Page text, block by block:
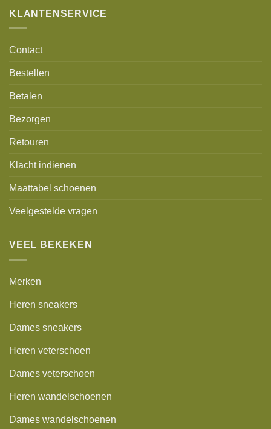
KLANTENSERVICE
Contact
Bestellen
Betalen
Bezorgen
Retouren
Klacht indienen
Maattabel schoenen
Veelgestelde vragen
VEEL BEKEKEN
Merken
Heren sneakers
Dames sneakers
Heren veterschoen
Dames veterschoen
Heren wandelschoenen
Dames wandelschoenen